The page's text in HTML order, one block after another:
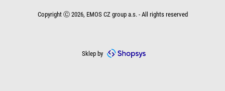
Copyright Ⓒ 2026, EMOS CZ group a.s. - All rights reserved
Sklep by